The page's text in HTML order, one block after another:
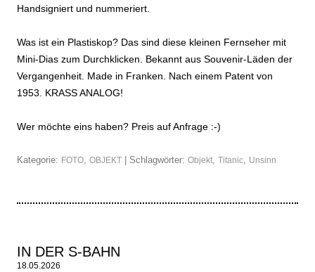
Handsigniert und nummeriert.
Was ist ein Plastiskop? Das sind diese kleinen Fernseher mit
Mini-Dias zum Durchklicken. Bekannt aus Souvenir-Läden der
Vergangenheit. Made in Franken. Nach einem Patent von
1953. KRASS ANALOG!
Wer möchte eins haben? Preis auf Anfrage :-)
Kategorie: FOTO, OBJEKT | Schlagwörter: Objekt, Titanic, Unsinn
IN DER S-BAHN
18.05.2026